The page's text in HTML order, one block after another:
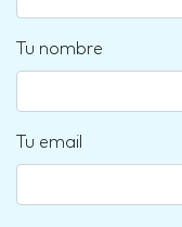
Tu nombre
Tu email